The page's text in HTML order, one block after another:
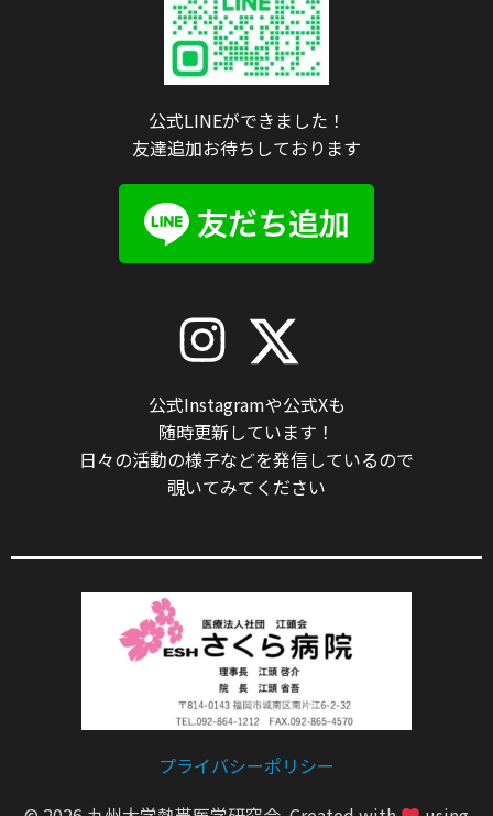
公式LINEができました！
友達追加お待ちしております
公式Instagramや公式Xも
随時更新しています！
日々の活動の様子などを発信しているので
覗いてみてください
プライバシーポリシー